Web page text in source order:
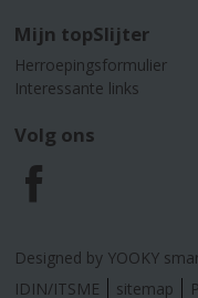
Mijn topSlijter
Herroepingsformulier
Interessante links
Volg ons
F
a
Designed by YOOKY
IDIN/ITSME
sitemap